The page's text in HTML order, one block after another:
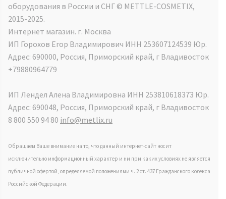
оборудования в России и СНГ ©️ METTLE-COSMETIX,
2015-2025.
Интернет магазин. г. Москва
ИП Горохов Егор Владимирович ИНН 253607124539 Юр.
Адрес: 690000, Россия, Приморский край, г Владивосток
+79880964779
ИП Лендел Алена Владимировна ИНН 253810618373 Юр.
Адрес: 690048, Россия, Приморский край, г Владивосток
8 800 550 94 80 info@metlix.ru
Обращаем Ваше внимание на то, что данный интернет-сайт носит
исключительно информационный характер и ни при каких условиях не является
публичной офертой, определяемой положениями ч. 2 ст. 437 Гражданского кодекса
Российской Федерации.